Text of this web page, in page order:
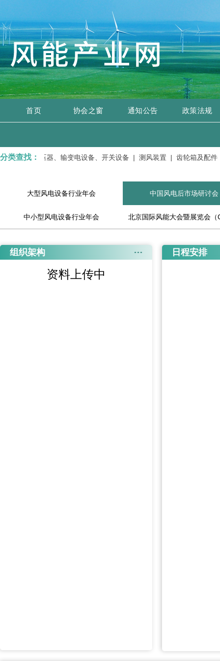
首页 协会之窗 通知公告 政策法规
分类查找：
服务 | 变压器、输变电设备、开关设备 | 测风装置 | 齿轮箱及配件 |
大型风电设备行业年会 中国风电后市场研讨会
中小型风电设备行业年会 北京国际风能大会暨展览会（
组织架构
资料上传中
日程安排